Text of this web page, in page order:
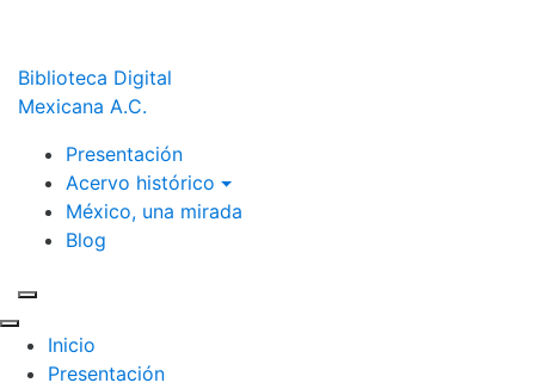
Biblioteca Digital
Mexicana A.C.
Presentación
Acervo histórico
México, una mirada
Blog
Inicio
Presentación